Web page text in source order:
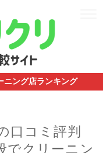
ニング店ランキング
口コミ評判
でクリーニン